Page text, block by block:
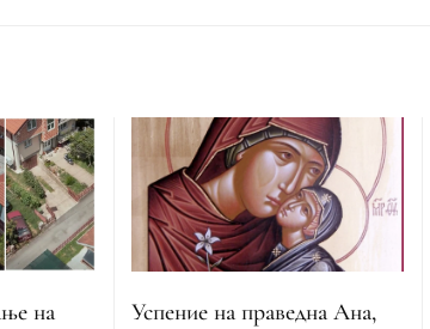
на
Успение на праведна Ана,